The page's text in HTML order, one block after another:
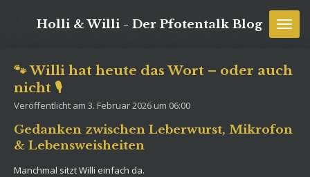
HauptinhaltHolli & Willi - Der Pfotentalk Blog
🐾 Willi hat heute das Wort – oder auch
nicht 🎙️
Veröffentlicht am 3. Februar 2026 um 06:00
Gedanken zwischen Leberwurst, Mikrofon
& Lebensweisheiten
Manchmal sitzt Willi einfach da.